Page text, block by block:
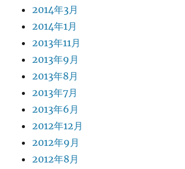
2014年3月
2014年1月
2013年11月
2013年9月
2013年8月
2013年7月
2013年6月
2012年12月
2012年9月
2012年8月